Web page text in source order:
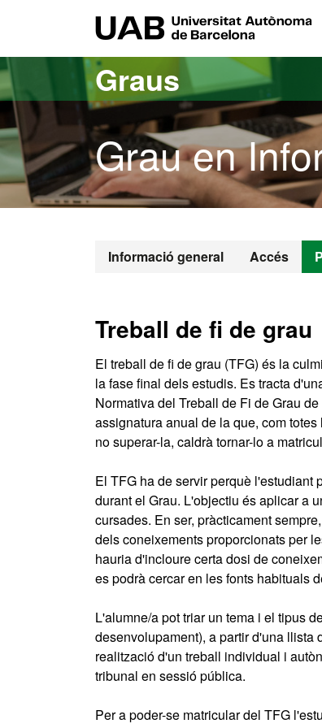
Graus
Grau en
Informació general Accés
Grau en
Treball de fi de grau
El treball de fi de grau (TFG) és la
la fase final dels estudis. Es tracta
Normativa del Treball de Fi de Grau
assignatura anual de la que, com
no superar-la, caldrà tornar-lo a
El TFG ha de servir perquè
durant el Grau. L'objectiu és aplicar a
cursades. En ser, pràcticament
dels coneixements proporcionats per
hauria d'incloure certa dosi de
es podrà cercar en les fonts habituals
L'alumne/a pot triar un tema i el tipus
desenvolupament), a partir d'una llista
realització d'un treball individual i
tribunal en sessió pública.
Per a poder-se matricular del TFG